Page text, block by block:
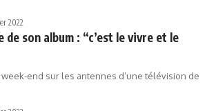
2022
son album : “c’est le vivre et le
end sur les antennes d’une télévision de